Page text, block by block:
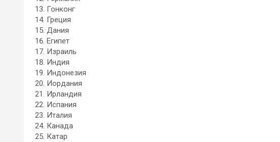
Гонконг
Греция
Дания
Египет
Израиль
Индия
Индонезия
Иордания
Ирландия
Испания
Италия
Канада
Катар